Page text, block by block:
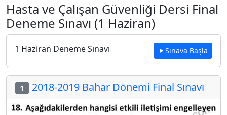
Hasta ve Çalışan Güvenliği Dersi Final
Deneme Sınavı (1 Haziran)
1 Haziran Deneme Sınavı Sınava Başla
1 2018-2019 Bahar Dönemi Final Sınavı